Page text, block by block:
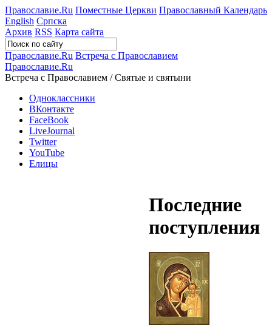
Православие.Ru Поместные Церкви Православный Календарь
English Српска
Архив RSS Карта сайта
Православие.Ru Встреча с Православием
Православие.Ru
Встреча с Православием / Святые и святыни
Одноклассники
ВКонтакте
FaceBook
LiveJournal
Twitter
YouTube
Елицы
Последние
поступления